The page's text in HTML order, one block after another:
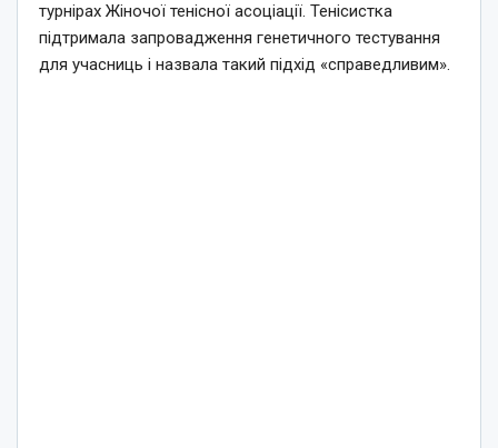
турнірах Жіночої тенісної асоціації. Тенісистка
підтримала запровадження генетичного тестування
для учасниць і назвала такий підхід «справедливим».